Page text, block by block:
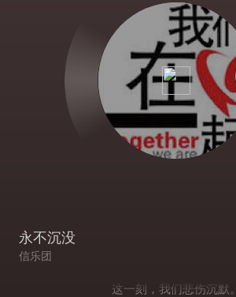
永不沉没
信乐团
这一刻，我们悲伤沉默。